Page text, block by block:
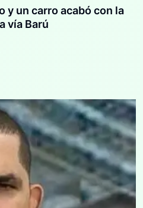
y un carro acabó con la
vía Barú